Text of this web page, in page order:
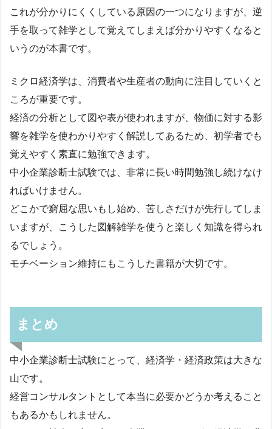
これが分かりにくくしている原因の一つになりますが、逆
手を取って雑学として覚えてしまえば分かりやすくなると
いうのが本書です。
ミクロ経済学は、消費者や生産者の動向に注目していくと
ころが重要です。
経済の分析として図や表が使われますが、物価に対する影
響を雑学を使わかりやすく解説してあるため、初学者でも
覚えやすく素直に勉強できます。
中小企業診断士試験では、非常に長い時間勉強し続けなけ
ればいけません。
どこかで窮屈な思いもし始め、苦しさだけが先行してしま
いますが、こうした図解雑学を使うと楽しく知識を得られ
るでしょう。
モチベーション維持にもこうした書籍が大切です。
まとめ
中小企業診断士試験にとって、経済学・経済政策は大きな
山です。
経営コンサルタントとして本当に必要かどうか考えること
もあるかもしれません。